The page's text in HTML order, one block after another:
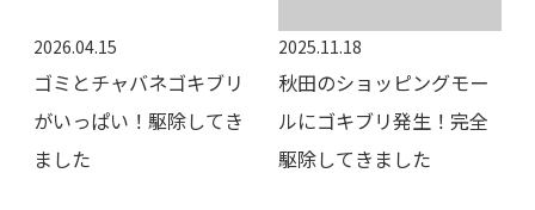
2026.04.15
ゴミとチャバネゴキブリ
がいっぱい！駆除してき
ました
2025.11.18
秋田のショッピングモー
ルにゴキブリ発生！完全
駆除してきました